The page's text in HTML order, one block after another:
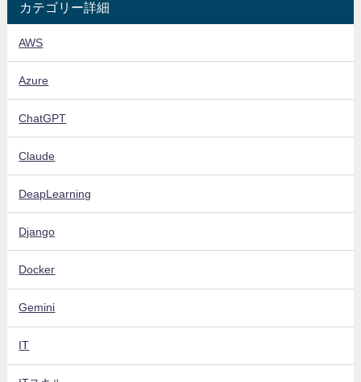
カテゴリー詳細
AWS
Azure
ChatGPT
Claude
DeapLearning
Django
Docker
Gemini
IT